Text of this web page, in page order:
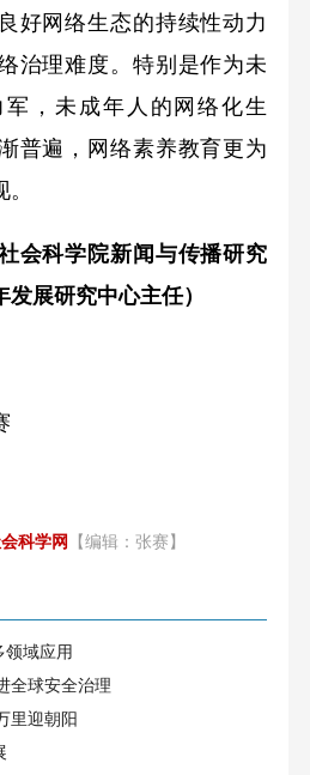
好网络生态的持续性动力
治理难度。特别是作为未
，未成年人的网络化生
普遍，网络素养教育更为
会科学院新闻与传播研究
展研究中心主任）
科学网 【编辑：张赛】
域应用
全球安全治理
里迎朝阳